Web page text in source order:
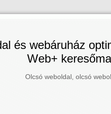
és webáruház
Web+
Olcsó weboldal, olcsó